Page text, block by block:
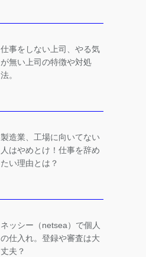
仕事をしない上司、やる気
が無い上司の特徴や対処
法。
製造業、工場に向いてない
人はやめとけ！仕事を辞め
たい理由とは？
ネッシー（netsea）で個人
の仕入れ。登録や審査は大
丈夫？